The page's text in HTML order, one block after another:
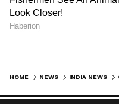
HOME NEWS INDIA NEWS